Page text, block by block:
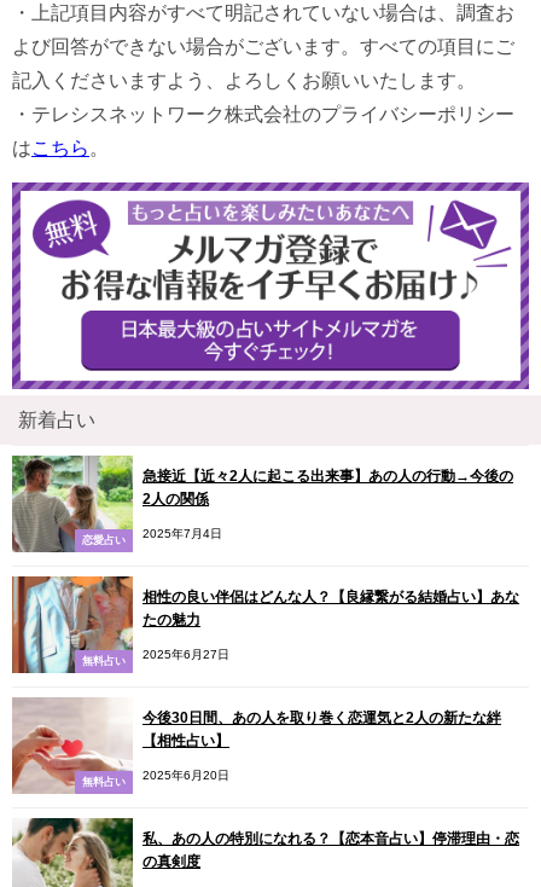
・上記項目内容がすべて明記されていない場合は、調査お
よび回答ができない場合がございます。すべての項目にご
記入くださいますよう、よろしくお願いいたします。
・テレシスネットワーク株式会社のプライバシーポリシー
は こちら
新着占い
恋愛占い
急接近【近々2人に起こる出来事】あの人の行動→今後の
2人の関係
2025年7月4日
無料占い
相性の良い伴侶はどんな人？【良縁繋がる結婚占い】あな
たの魅力
2025年6月27日
無料占い
今後30日間、あの人を取り巻く恋運気と2人の新たな絆
【相性占い】
2025年6月20日
私、あの人の特別になれる？【恋本音占い】停滞理由・恋
の真剣度